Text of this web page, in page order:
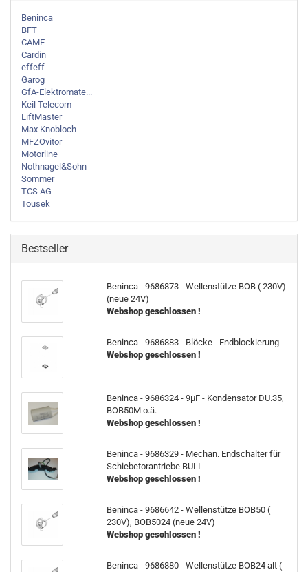
Beninca
BFT
CAME
Cardin
effeff
Garog
GfA-Elektromate...
Keil Telecom
LiftMaster
Max Knobloch
MFZOvitor
Motorline
Nothnagel&Sohn
Sommer
TCS AG
Tousek
Bestseller
Beninca - 9686873 - Wellenstütze BOB ( 230V)
(neue 24V)
Webshop geschlossen !
Beninca - 9686883 - Blöcke - Endblockierung
Webshop geschlossen !
Beninca - 9686324 - 9µF - Kondensator DU.35,
BOB50M o.ä.
Webshop geschlossen !
Beninca - 9686329 - Mechan. Endschalter für
Schiebetorantriebe BULL
Webshop geschlossen !
Beninca - 9686642 - Wellenstütze BOB50 (
230V), BOB5024 (neue 24V)
Webshop geschlossen !
Beninca - 9686880 - Wellenstütze BOB24 alt (